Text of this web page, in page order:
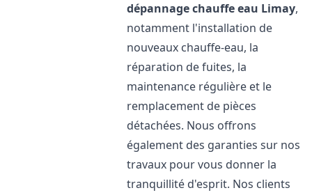
dépannage chauffe eau Limay,
notamment l'installation de
nouveaux chauffe-eau, la
réparation de fuites, la
maintenance régulière et le
remplacement de pièces
détachées. Nous offrons
également des garanties sur nos
travaux pour vous donner la
tranquillité d'esprit. Nos clients